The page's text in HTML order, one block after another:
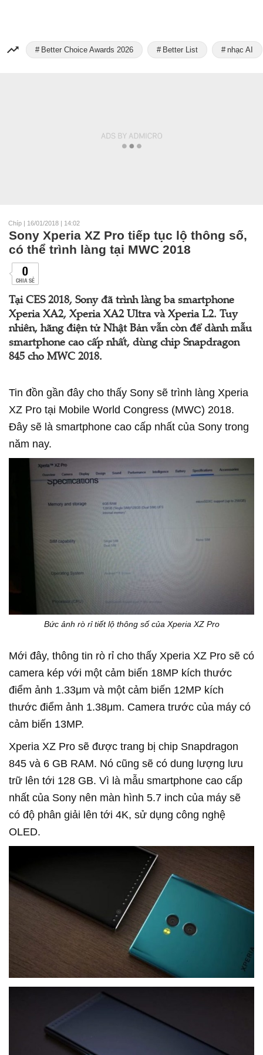
Better Choice Awards 2026 Better List nhạc AI
Chíp | 16/01/2018 | 14:02
Sony Xperia XZ Pro tiếp tục lộ thông số,
có thể trình làng tại MWC 2018
0
CHIA SẺ
Tại CES 2018, Sony đã trình làng ba smartphone
Xperia XA2, Xperia XA2 Ultra và Xperia L2. Tuy
nhiên, hãng điện tử Nhật Bản vẫn còn để dành mẫu
smartphone cao cấp nhất, dùng chip Snapdragon
845 cho MWC 2018.
Tin đồn gần đây cho thấy Sony sẽ trình làng Xperia
XZ Pro tại Mobile World Congress (MWC) 2018.
Đây sẽ là smartphone cao cấp nhất của Sony trong
năm nay.
Bức ảnh rò rỉ tiết lộ thông số của Xperia XZ Pro
Mới đây, thông tin rò rỉ cho thấy Xperia XZ Pro sẽ có
camera kép với một cảm biến 18MP kích thước
điểm ảnh 1.33μm và một cảm biến 12MP kích
thước điểm ảnh 1.38μm. Camera trước của máy có
cảm biến 13MP.
Xperia XZ Pro sẽ được trang bị chip Snapdragon
845 và 6 GB RAM. Nó cũng sẽ có dung lượng lưu
trữ lên tới 128 GB. Vì là mẫu smartphone cao cấp
nhất của Sony nên màn hình 5.7 inch của máy sẽ
có độ phân giải lên tới 4K, sử dụng công nghệ
OLED.